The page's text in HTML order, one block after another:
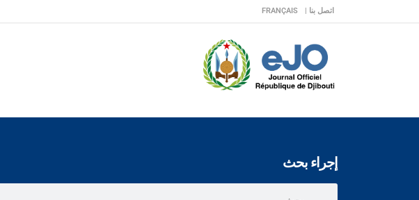
اتصل بنا | FRANÇAIS
إجراء بحث